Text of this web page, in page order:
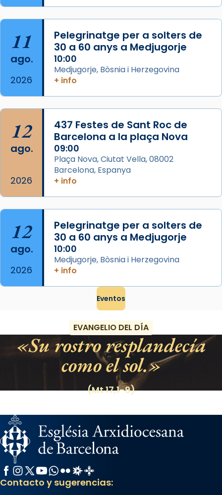
apòstol màrtir, decapitat a Jerusalem per
Herodes Agripa (vers l'any 44).
Patró de Galícia, després de les invasions
musulmanes fou venerat com a patró dels
Regnes castellans i més tard de tota
Espanya.
View on Facebook · Share
11
ago.
2026
Pelegrinatge per a solters de
30 a 60 anys a Medjugorje
10:00
Medjugorje, Bòsnia i Herzegovina
+ info
12
ago.
2026
437 Festes de Sant Roc de
Barcelona a la plaça Nova
09:00
Plaça Nova, Ciutat Vella, 08002
Barcelona, Espanya
+ info
12
ago.
2026
Pelegrinatge per a solters de
30 a 60 anys a Medjugorje
10:00
Medjugorje, Bòsnia i Herzegovina
+ info
Eventos
EVANGELIO DEL DÍA
Su rostro resplandecía
como el sol.
(Mt 17,1-9)
Facebook
Instagram
X / Twitter
YouTube
WhatsApp
FlickrRadio Estel
Catalunya Cristiana
Contacto y sugerencias: